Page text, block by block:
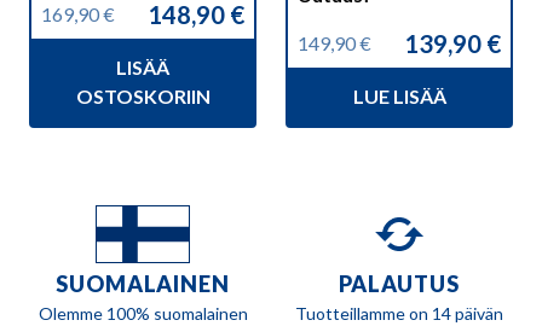
169,90€
Alkuperäinen
hinta
169,90 €.
148,90 €
Nykyinen
hinta
148,90 €.
LISÄÄ
OSTOSKORIIN
149,90€
Alkuperäinen
hinta
149,90 €.
139,90 €
Nykyinen
hinta
139,90 €.
LUE LISÄÄ
SUOMALAINEN
Olemme 100% suomalainen
PALAUTUS
Tuotteillamme on 14 päivän